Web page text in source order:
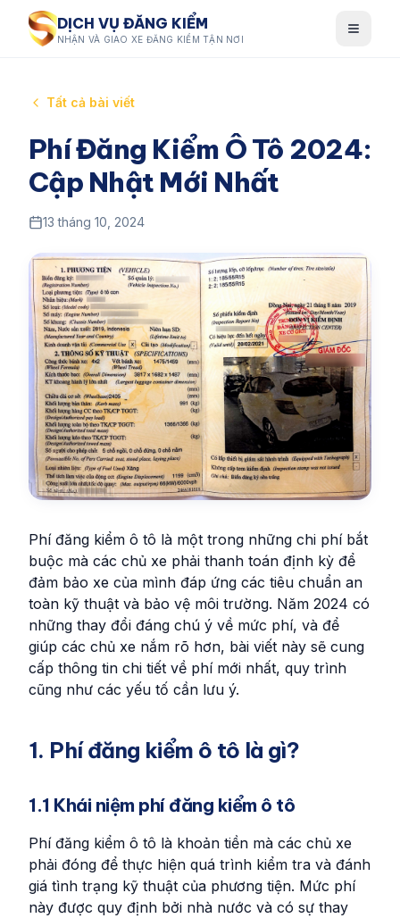
DỊCH VỤ ĐĂNG KIỂM
NHẬN VÀ GIAO XE ĐĂNG KIỂM TẬN NƠI
Tất cả bài viết
Phí Đăng Kiểm Ô Tô 2024:
Cập Nhật Mới Nhất
13 tháng 10, 2024
Phí đăng kiểm ô tô là một trong những chi phí bắt
buộc mà các chủ xe phải thanh toán định kỳ để
đảm bảo xe của mình đáp ứng các tiêu chuẩn an
toàn kỹ thuật và bảo vệ môi trường. Năm 2024 có
những thay đổi đáng chú ý về mức phí, và để
giúp các chủ xe nắm rõ hơn, bài viết này sẽ cung
cấp thông tin chi tiết về phí mới nhất, quy trình
cũng như các yếu tố cần lưu ý.
1. Phí đăng kiểm ô tô là gì?
1.1 Khái niệm phí đăng kiểm ô tô
Phí đăng kiểm ô tô là khoản tiền mà các chủ xe
phải đóng để thực hiện quá trình kiểm tra và đánh
giá tình trạng kỹ thuật của phương tiện. Mức phí
này được quy định bởi nhà nước và có sự thay